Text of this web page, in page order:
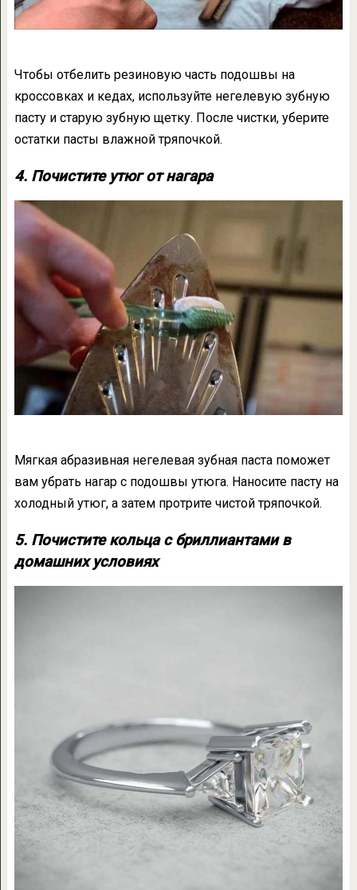
Чтобы отбелить резиновую часть подошвы на
кроссовках и кедах, используйте негелевую зубную
пасту и старую зубную щетку. После чистки, уберите
остатки пасты влажной тряпочкой.
4. Почистите утюг от нагара
Мягкая абразивная негелевая зубная паста поможет
вам убрать нагар с подошвы утюга. Наносите пасту на
холодный утюг, а затем протрите чистой тряпочкой.
5. Почистите кольца с бриллиантами в
домашних условиях